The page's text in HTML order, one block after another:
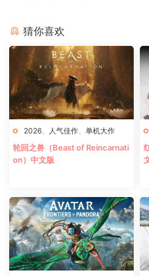
猜你喜欢
2026 人气佳作 单机大作
轮回之兽（Beast of Reincarnati
on）中文版